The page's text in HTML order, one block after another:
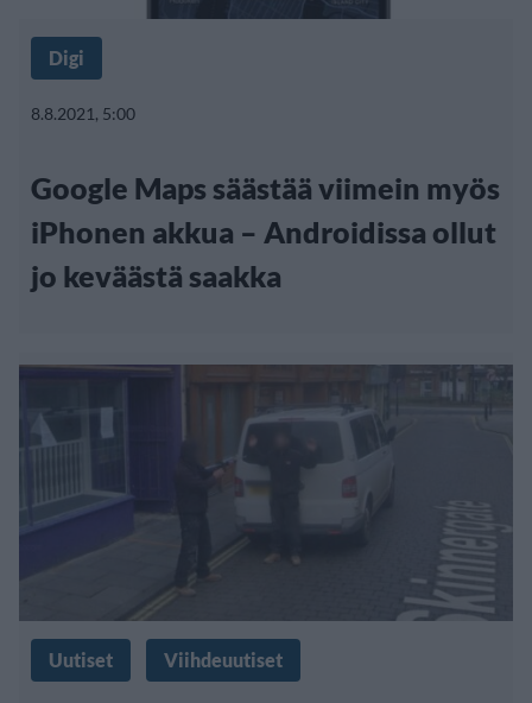
Digi
8.8.2021, 5:00
Google Maps säästää viimein myös
iPhonen akkua – Androidissa ollut
jo keväästä saakka
Uutiset Viihdeuutiset